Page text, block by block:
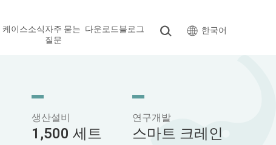
케이스소식자주 묻는
질문
다운로드블로그 한국어
생산설비
1,500 세트
연구개발
스마트 크레인